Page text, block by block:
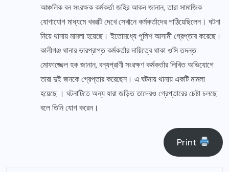
আঞ্চলিক বন সংরক্ষক কর্মকর্তা জহির আকন জানান, তারা সামাজিক
যোগাযোগ মাধ্যমে খবরটি দেখে সেখানে কর্মকর্তাদের পাঠিয়েছিলেন। ঘটনা
নিয়ে থানায় মামলা হয়েছে। ইতোমধ্যে পুলিশ আসামী গ্রেপ্তার করেছে।
কালীগঞ্জ থানার ভারপ্রাপ্ত কর্মকর্তার দায়িত্বে থাকা ওসি তদন্ত
মোফাজ্জেল হক জানান, বন্যপ্রাণী সংরক্ষণ কর্মকর্তার লিখিত অভিযোগে
তারা দুই জনকে গ্রেপ্তার করেছেন। এ ঘটনায় থানায় একটি মামলা
হয়েছে । ঘটনাটিতে অন্য যারা জড়িত তাদেরও গ্রেপ্তারের চেষ্টা চলছে
বলে তিনি যোগ করেন।
Print